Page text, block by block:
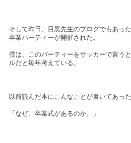
そして昨日、目黒先生のブログでもあっ
卒業パーティーが開催された。
僕は、このパーティーをサッカーで言う
ルだと毎年考えている。
以前読んだ本にこんなことが書いてあった
「なぜ、卒業式があるのか。」